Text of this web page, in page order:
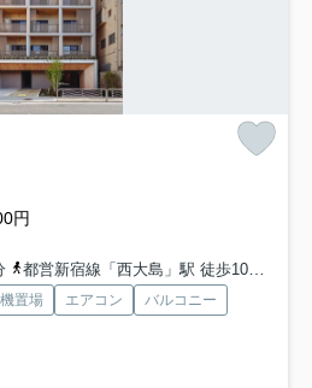
円
都営新宿線「西大島」駅 徒歩10分
置場 エアコン
バルコニー